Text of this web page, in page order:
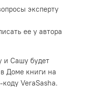
эксперту
ее у автора
и Сашу будет
Доме книги на
VeraSasha.